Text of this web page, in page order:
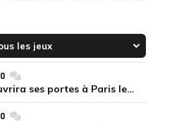
0commentaires
Le premier Genshin Café ouvrira ses portes à Paris le 14 août
0commentaires